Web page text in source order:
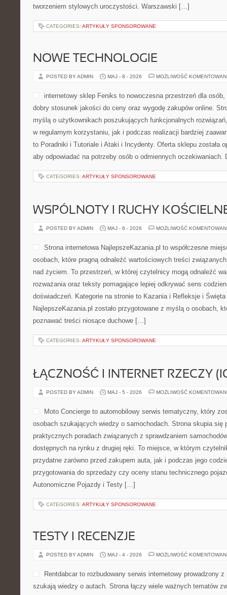
tworzeniem stylowych uroczystości. Warszawski […]
CATEGORIES: ARTYKUŁY SPONSOROWANE
NOWE TECHNOLOGIE
POSTED BY ADMIN MAJ - 8 - 2026 MOŻLIWOŚĆ
internetowy sklep Feniks to nowoczesna przestrzeń dla
dobry stosunek jakości do ceny oraz wygodę zakupów online.
myślą o użytkownikach poszukujących funkcjonalnych
w regularnym korzystaniu, jak i podczas realizacji bardziej
to Poradniki i Tutoriale i Ataki i Incydenty. Oferta sklepu została
aby odpowiadać na potrzeby osób o odmiennych
CATEGORIES: ARTYKUŁY SPONSOROWANE
WSPÓLNOTY I RUCHY
POSTED BY ADMIN MAJ - 6 - 2026 MOŻLIWOŚĆ
Strona internetowa NajlepszeKazania.pl to współczesne
osobach, które pragną odnaleźć wartościowych treści
nad życiem. To przestrzeń, w której czytelnicy mogą odnaleźć
rozważania oraz teksty pomagające lepiej odkrywać sens
doświadczeń. Kategorie na stronie to Kazania i Refleksje i
NajlepszeKazania.pl zostało przygotowane z myślą o osobach,
poznawać treści niosące duchowe […]
CATEGORIES: ARTYKUŁY SPONSOROWANE
ŁĄCZNOŚĆ I INTERNET RZECZY
POSTED BY ADMIN MAJ - 5 - 2026 MOŻLIWOŚĆ
Moto Concierge to automobilowy serwis tematyczny, który
osobach szukających wiedzy o samochodach. Strona skupia się
praktycznych poradach związanych z sprawdzaniem
dostępnych na rynku z drugiej ręki. To miejsce, w którym
przydatne zarówno przed zakupem auta, jak i podczas jego
przygotowania do sprzedaży czy oceny stanu technicznego
Autonomiczne Pojazdy i Testy […]
CATEGORIES: ARTYKUŁY SPONSOROWANE
TESTY I RECENZJE
POSTED BY ADMIN MAJ - 4 - 2026 MOŻLIWOŚĆ
Rentdabcar to rozbudowany serwis internetowy prowadzony
szukają wiedzy o autach. Strona łączy wiele ważnych tematów